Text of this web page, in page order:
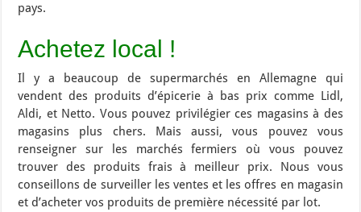
pays.
Achetez local !
Il y a beaucoup de supermarchés en Allemagne qui
vendent des produits d’épicerie à bas prix comme Lidl,
Aldi, et Netto. Vous pouvez privilégier ces magasins à des
magasins plus chers. Mais aussi, vous pouvez vous
renseigner sur les marchés fermiers où vous pouvez
trouver des produits frais à meilleur prix. Nous vous
conseillons de surveiller les ventes et les offres en magasin
et d’acheter vos produits de première nécessité par lot.